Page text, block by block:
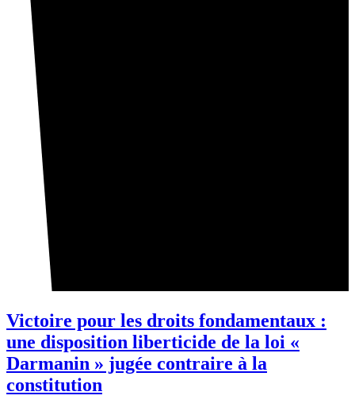
Victoire pour les droits fondamentaux :
une disposition liberticide de la loi «
Darmanin » jugée contraire à la
constitution